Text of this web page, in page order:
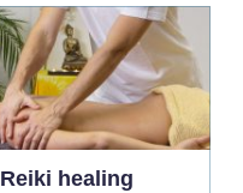
Reiki healing